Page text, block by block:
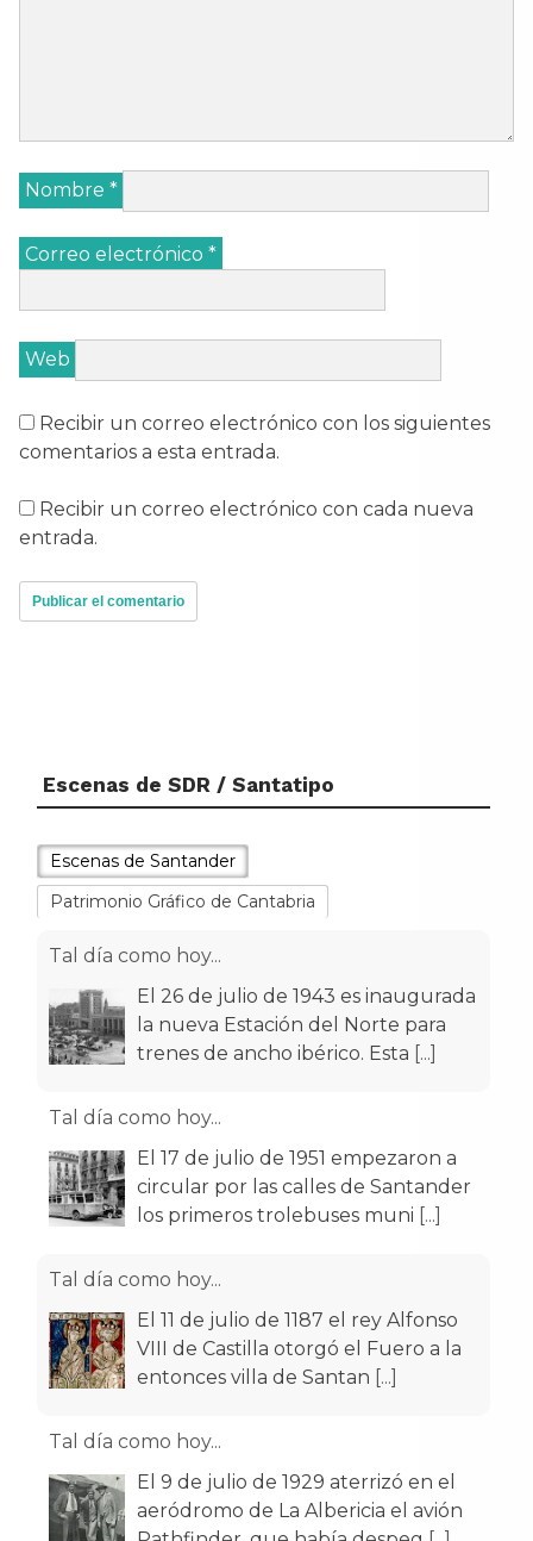
Nombre *
Correo electrónico *
Web
Recibir un correo electrónico con los siguientes
comentarios a esta entrada.
Recibir un correo electrónico con cada nueva
entrada.
Escenas de SDR / Santatipo
Escenas de Santander
Patrimonio Gráfico de Cantabria
Tal día como hoy...
El 26 de julio de 1943 es inaugurada
la nueva Estación del Norte para
trenes de ancho ibérico. Esta [...]
Tal día como hoy...
El 17 de julio de 1951 empezaron a
circular por las calles de Santander
los primeros trolebuses muni [...]
Tal día como hoy...
El 11 de julio de 1187 el rey Alfonso
VIII de Castilla otorgó el Fuero a la
entonces villa de Santan [...]
Tal día como hoy...
El 9 de julio de 1929 aterrizó en el
aeródromo de La Albericia el avión